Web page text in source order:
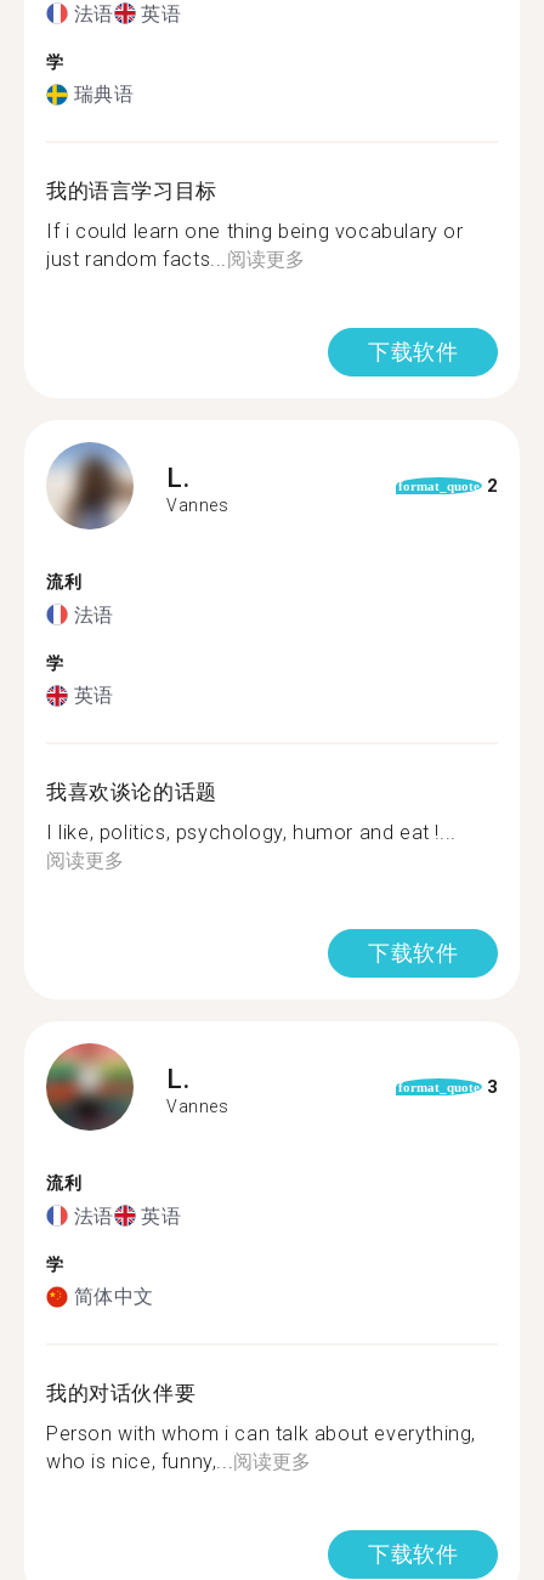
法语 英语
学
瑞典语
我的语言学习目标
If i could learn one thing being vocabulary or
just random facts...阅读更多
下载软件
L.
Vannes
format_quote 2
流利
法语
学
英语
我喜欢谈论的话题
I like, politics, psychology, humor and eat !...
阅读更多
下载软件
L.
Vannes
format_quote 3
流利
法语 英语
学
简体中文
我的对话伙伴要
Person with whom i can talk about everything,
who is nice, funny,...阅读更多
下载软件